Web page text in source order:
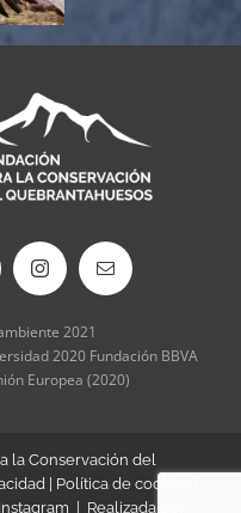
2021
2020 Fundación BBVA
Europea (2020)
la Conservación del
| Política de cookies
| Realizada por